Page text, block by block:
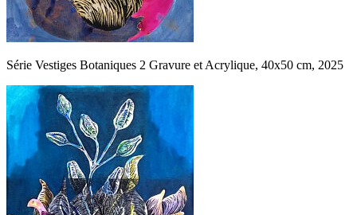
Série Vestiges Botaniques 2 Gravure et Acrylique, 40x50 cm, 2025